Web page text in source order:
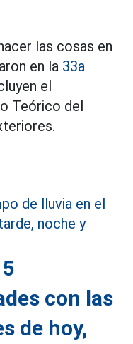
las cosas en
en la 33a
el
Teórico del
con las
de hoy,